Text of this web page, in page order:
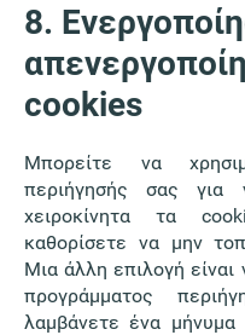
8.
cookies
Μπορείτε να
περιήγησής σας για
χειροκίνητα τα
καθορίσετε να μην
Μια άλλη επιλογή είναι
προγράμματος
λαμβάνετε ένα